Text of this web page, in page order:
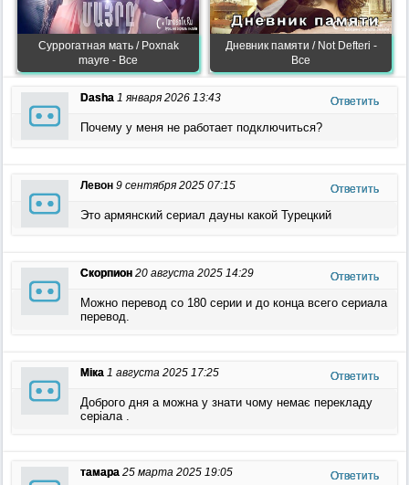
Суррогатная мать / Poxnak
mayre - Все
Дневник памяти / Not Defteri -
Все
Dasha 1 января 2026 13:43 Ответить
Почему у меня не работает подключиться?
Левон 9 сентября 2025 07:15 Ответить
Это армянский сериал дауны какой Турецкий
Скорпион 20 августа 2025 14:29 Ответить
Можно перевод со 180 серии и до конца всего сериала
перевод.
Міка 1 августа 2025 17:25 Ответить
Доброго дня а можна у знати чому немає перекладу
серіала .
тамара 25 марта 2025 19:05 Ответить